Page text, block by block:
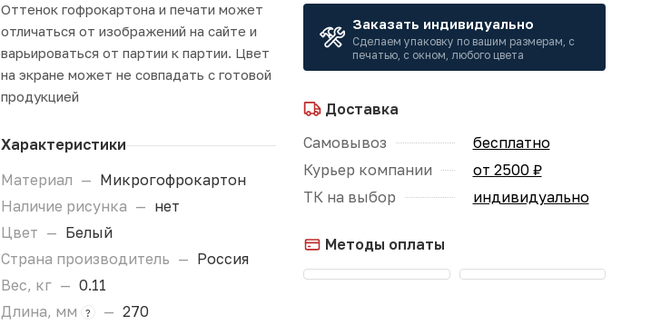
Оттенок гофрокартона и печати может
отличаться от изображений на сайте и
варьироваться от партии к партии. Цвет
на экране может не совпадать с готовой
продукцией
Характеристики
Материал — Микрогофрокартон
Наличие рисунка — нет
Цвет — Белый
Страна производитель — Россия
Вес, кг — 0.11
Длина, мм
? — 270
Заказать индивидуально
Сделаем упаковку по вашим размерам, с
печатью, с окном, любого цвета
Доставка
Самовывоз
бесплатно
Курьер компании
от 2500 ₽
ТК на выбор
индивидуально
Методы оплаты